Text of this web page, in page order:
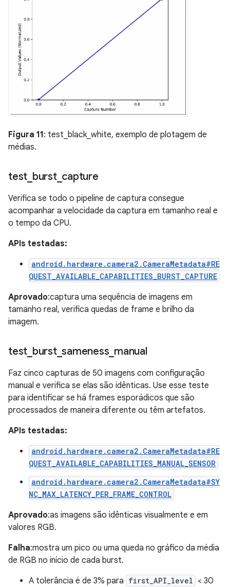
Figura 11: test_black_white, exemplo de plotagem de
médias.
test burst_ capture
Verifica se todo o pipeline de captura consegue
acompanhar a velocidade da captura em tamanho real e
o tempo da CPU.
APIs testadas:
android.hardware.camera2.CameraMetadata#RE
QUEST_AVAILABLE_CAPABILITIES_BURST_CAPTURE
Aprovado:captura uma sequência de imagens em
tamanho real, verifica quedas de frame e brilho da
imagem.
test burst_sameness manual
Faz cinco capturas de 50 imagens com configuração
manual e verifica se elas são idênticas. Use esse teste
para identificar se há frames esporádicos que são
processados de maneira diferente ou têm artefatos.
APIs testadas:
android.hardware.camera2.CameraMetadata#RE
QUEST_AVAILABLE_CAPABILITIES_MANUAL_SENSOR
android.hardware.camera2.CameraMetadata#SY
NC_MAX_LATENCY_PER_FRAME_CONTROL
Aprovado:as imagens são idênticas visualmente e em
valores RGB.
Falha:mostra um pico ou uma queda no gráfico da média
de RGB no início de cada burst.
A tolerância é de 3% para first_API_level < 30